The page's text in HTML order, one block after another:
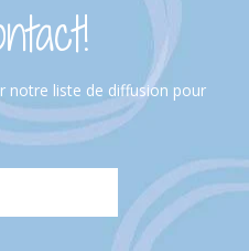
congélateur et laissez-le
du réfrigérateur à température
poêle.
faites frire le steak allemand
viande pendant environ 2 à 6
brune, à feu moyen-élevé.
trop longtemps, afin qu'il soit
notre liste de diffusion pour